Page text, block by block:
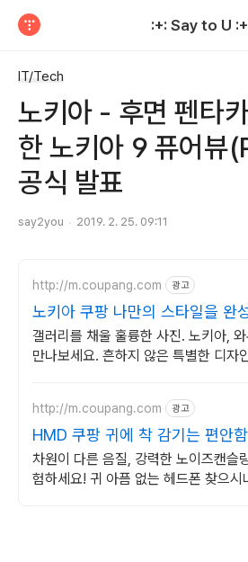
:+: Say to U
IT/Tech
노키아 - 후면 펜타
한 노키아 9 퓨어뷰
공식 발표
say2you 2019. 2. 25. 09:11
http://m.coupang.com 광고
노키아 쿠팡 나만의 스타일을 완
갤러리를 채울 훌륭한 사진. 노키아,
만나보세요. 흔하지 않은 특별한 디자
http://m.coupang.com 광고
HMD 쿠팡 귀에 착 감기는 편안함
차원이 다른 음질, 강력한 노이즈캔슬
험하세요! 귀 아픔 없는 헤드폰 찾으시